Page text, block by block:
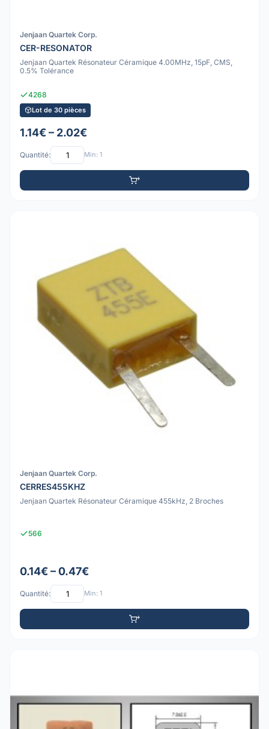
Jenjaan Quartek Corp.
CER-RESONATOR
Jenjaan Quartek Résonateur Céramique 4.00MHz, 15pF, CMS,
0.5% Tolérance
4268
Lot de 30 pièces
1.14€ – 2.02€
Quantité: Min: 1
Jenjaan Quartek Corp.
CERRES455KHZ
Jenjaan Quartek Résonateur Céramique 455kHz, 2 Broches
566
0.14€ – 0.47€
Quantité: Min: 1